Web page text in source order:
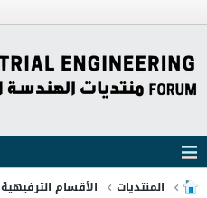
المنتديات الأقسام الترفيهية